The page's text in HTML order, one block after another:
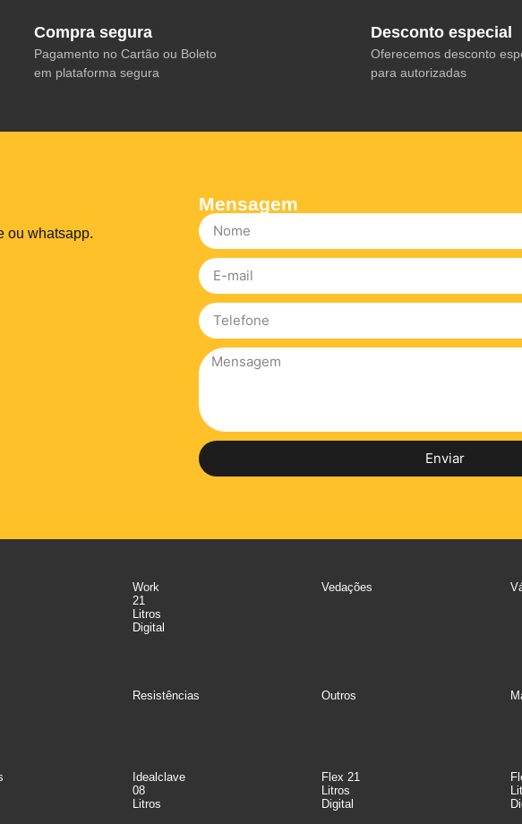
Compra segura
Pagamento no Cartão ou Boleto
em plataforma segura
Desconto especial
Oferecemos desconto
para autorizadas
ou whatsapp.
Mensagem
Enviar
Work
21
Litros
Digital
Vedações
Resistências Outros
Idealclave
08
Litros
Flex 21
Litros
Digital